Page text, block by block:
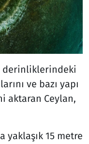
derinliklerindeki
ve bazı yapı
aktaran Ceylan,
yaklaşık 15 metre